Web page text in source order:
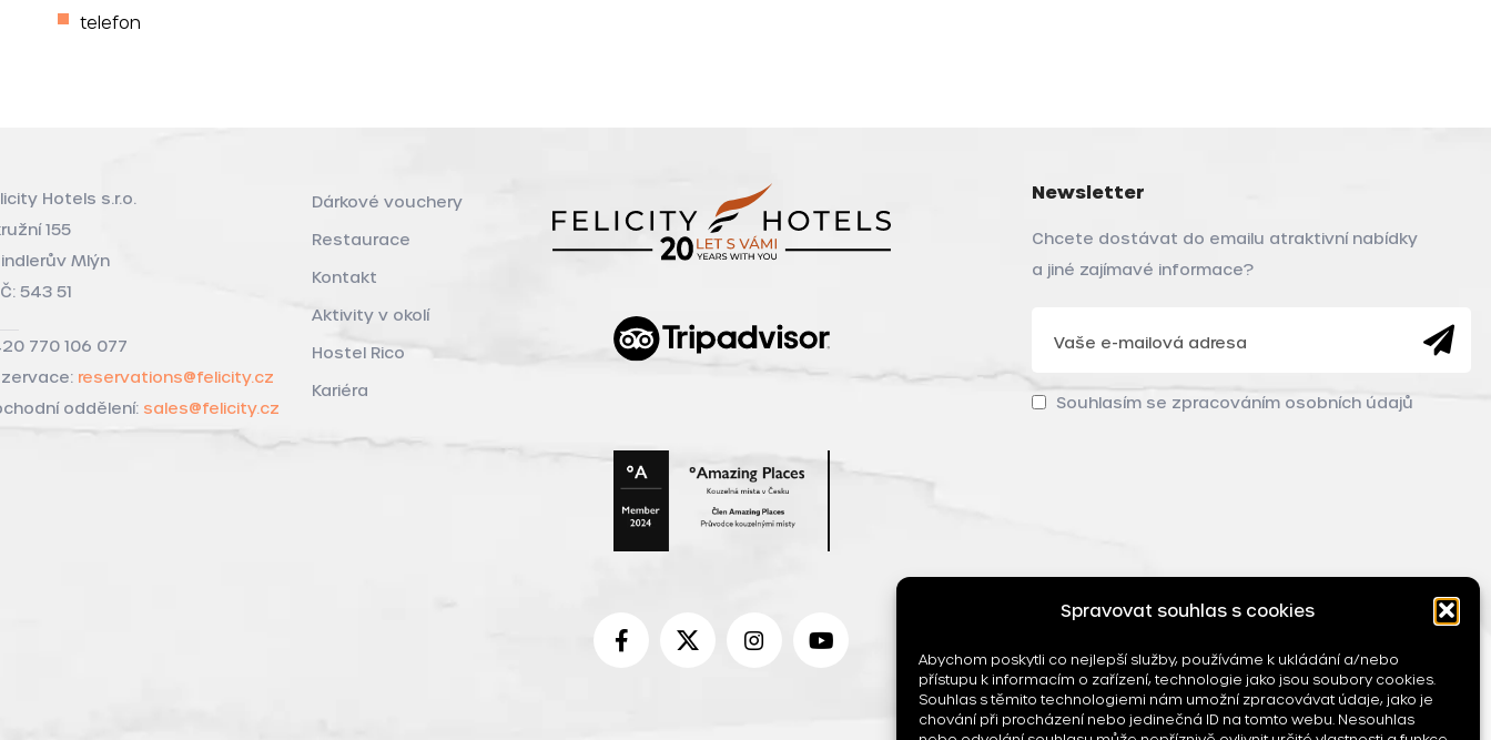
Spravovat souhlas s cookies
Abychom poskytli co nejlepší služby, používáme k ukládání a/nebo
přístupu k informacím o zařízení, technologie jako jsou soubory cookies.
Souhlas s těmito technologiemi nám umožní zpracovávat údaje, jako je
chování při procházení nebo jedinečná ID na tomto webu. Nesouhlas
telefon
Hotels s.r.o.
155
Mlýn
543 51
770 106 077
reservations@felicity.cz
oddělení: sales@felicity.cz
Dárkové vouchery
Restaurace
Kontakt
Aktivity v okolí
Hostel Rico
Kariéra
Newsletter
Chcete dostávat do emailu atraktivní nabídky
a jiné zajímavé informace?
Souhlasím se zpracováním osobních údajů